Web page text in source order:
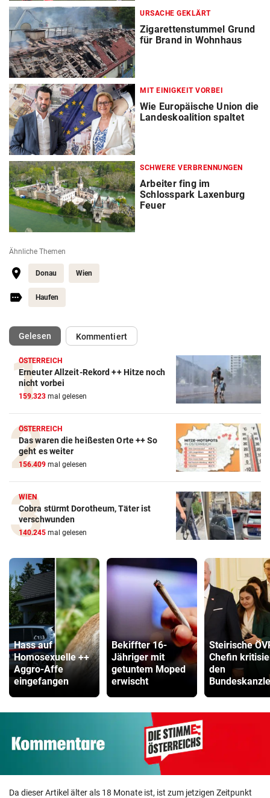
URSACHE GEKLÄRT
Zigarettenstummel Grund
für Brand in Wohnhaus
MIT EINIGKEIT VORBEI
Wie Europäische Union die
Landeskoalition spaltet
SCHWERE VERBRENNUNGEN
Arbeiter fing im
Schlosspark Laxenburg
Feuer
Ähnliche Themen
Donau Wien
Haufen
Gelesen(ausgewählt)Kommentiert
ÖSTERREICH
Erneuter Allzeit-Rekord ++ Hitze noch
nicht vorbei
159.323 mal gelesen
ÖSTERREICH
Das waren die heißesten Orte ++ So
geht es weiter
156.409 mal gelesen
WIEN
Cobra stürmt Dorotheum, Täter ist
verschwunden
140.245 mal gelesen
Hass auf
Homosexuelle ++
Aggro-Affe
eingefangen
Bekiffter 16-
Jähriger mit
getuntem Moped
erwischt
Steirische
Chefin
den
Da dieser Artikel älter als 18 Monate ist, ist zum jetzigen Zeitpunkt